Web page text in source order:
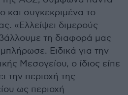
και συγκεκριμένα το
«Ελλείψει διμερούς
τη διαφορά μας
Ειδικά για την
Μεσογείου, ο ίδιος είπε
την περιοχή της
ως περιοχή